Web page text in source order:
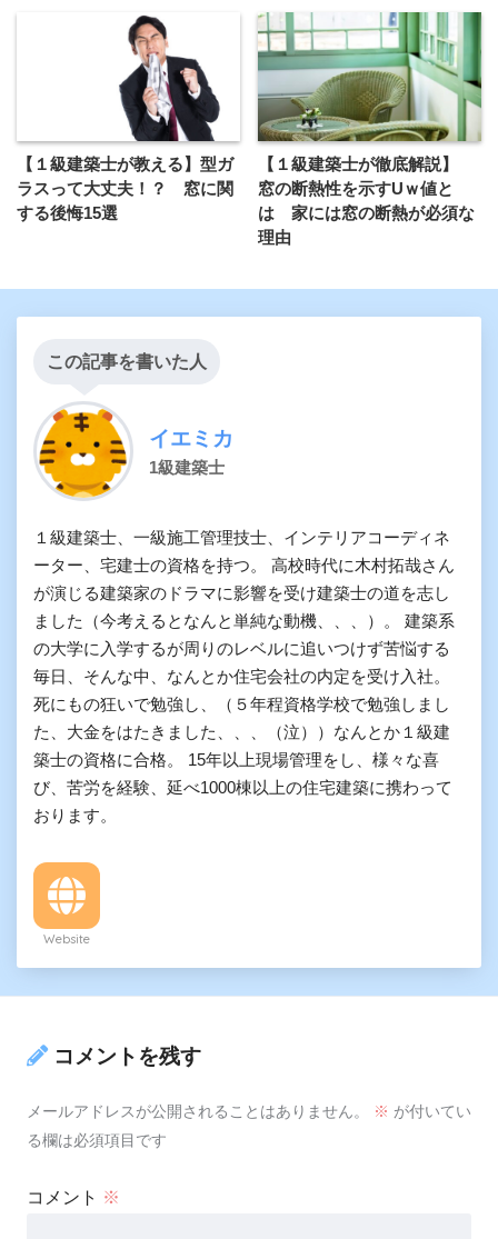
【１級建築士が教える】型ガ
ラスって大丈夫！？ 窓に関
する後悔15選
【１級建築士が徹底解説】
窓の断熱性を示すUｗ値と
は 家には窓の断熱が必須な
理由
この記事を書いた人
イエミカ
1級建築士
１級建築士、一級施工管理技士、インテリアコーディネ
ーター、宅建士の資格を持つ。 高校時代に木村拓哉さん
が演じる建築家のドラマに影響を受け建築士の道を志し
ました（今考えるとなんと単純な動機、、、）。 建築系
の大学に入学するが周りのレベルに追いつけず苦悩する
毎日、そんな中、なんとか住宅会社の内定を受け入社。
死にもの狂いで勉強し、（５年程資格学校で勉強しまし
た、大金をはたきました、、、（泣））なんとか１級建
築士の資格に合格。 15年以上現場管理をし、様々な喜
び、苦労を経験、延べ1000棟以上の住宅建築に携わって
おります。
Website
コメントを残す
メールアドレスが公開されることはありません。 ※ が付いてい
る欄は必須項目です
コメント ※